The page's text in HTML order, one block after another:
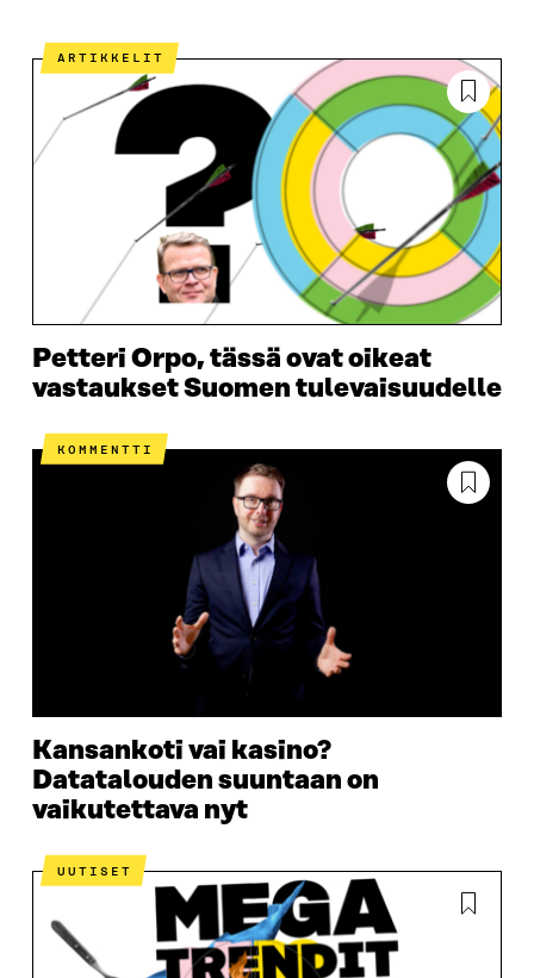
ARTIKKELIT
Petteri Orpo, tässä ovat oikeat
vastaukset Suomen tulevaisuudelle
KOMMENTTI
Kansankoti vai kasino?
Datatalouden suuntaan on
vaikutettava nyt
UUTISET